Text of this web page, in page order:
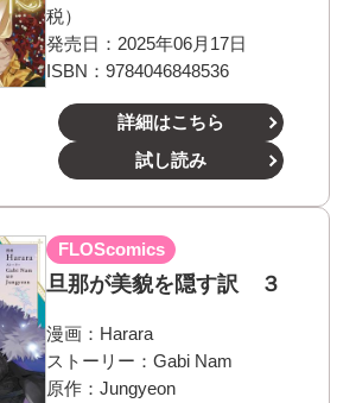
税）
発売日：2025年06月17日
ISBN：9784046848536
詳細はこちら
試し読み
FLOScomics
旦那が美貌を隠す訳 ３
漫画： Harara
ストーリー： Gabi Nam
原作： Jungyeon